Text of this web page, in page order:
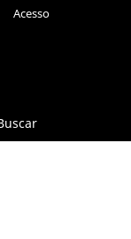
Acesso